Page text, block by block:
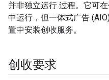
并非独立运行 过程。它可
中运行，但一体式广告
置中安装创收服务。
创收要求